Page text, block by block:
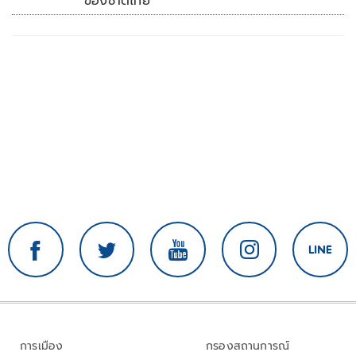
การเมือง กรองสถานการณ์